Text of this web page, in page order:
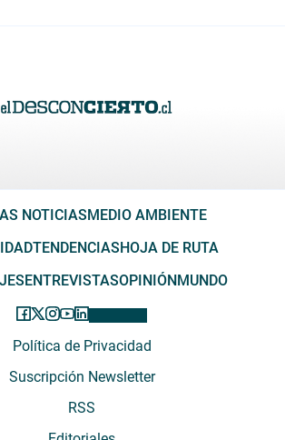
NOTICIASMEDIO AMBIENTE
TENDENCIASHOJA DE RUTA
ENTREVISTASOPINIÓNMUNDO
Política de Privacidad
Suscripción Newsletter
RSS